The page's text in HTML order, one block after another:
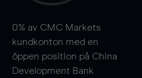
0% av CMC Markets
kundkonton med en
öppen position på China
Development Bank